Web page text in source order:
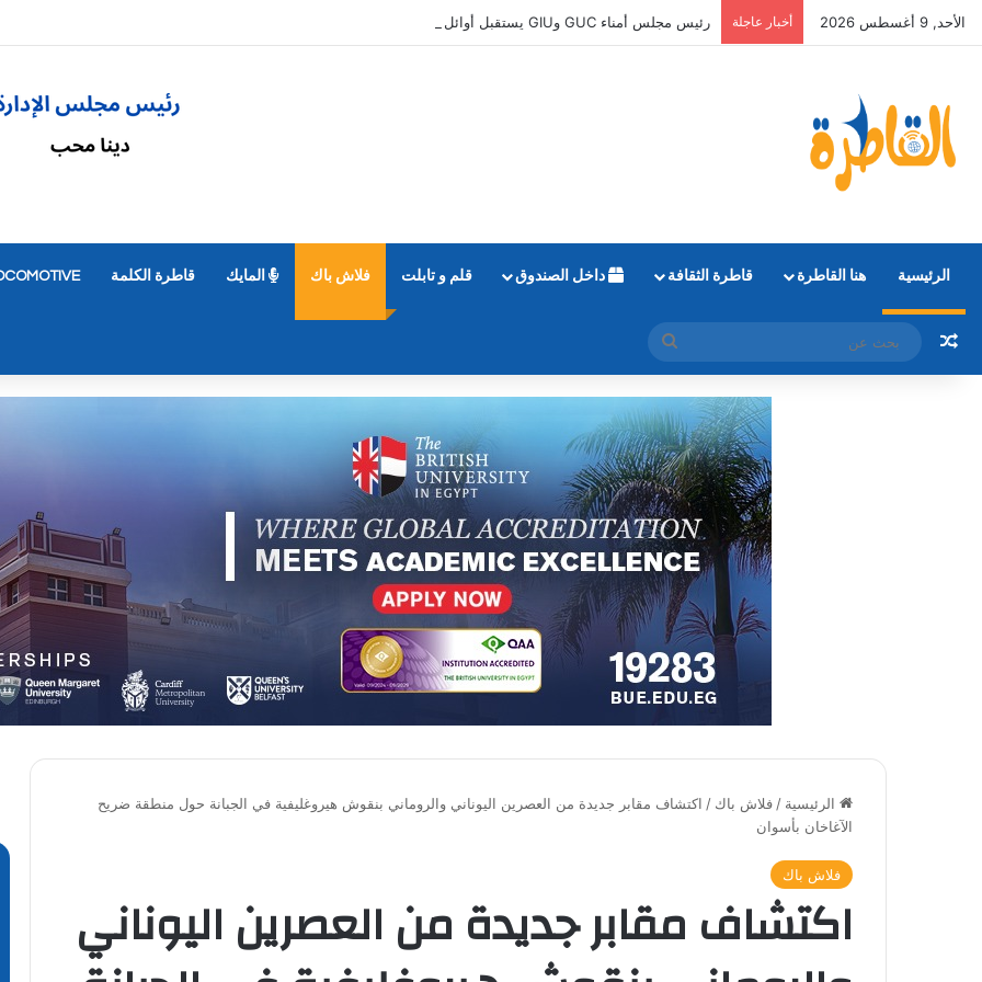
الأحد, 9 أغسطس 2026 أخبار عاجلة رئيس مجلس أمناء GUC وGIU يستقبل أوائل الثانوية العامة الحاصلين على منح دراسية كاملة
الرئيسية هنا القاطرة قاطرة الثقافة داخل الصندوق قلم و تابلت فلاش باك المايك قاطرة الكلمة
مقال عشوائي
بحث
عن
الرئيسية / فلاش باك / اكتشاف مقابر جديدة من العصرين اليوناني والروماني بنقوش هيروغليفية في الجبانة حول منطقة ضريح
الآغاخان بأسوان
فلاش باك
اكتشاف مقابر جديدة من العصرين اليوناني